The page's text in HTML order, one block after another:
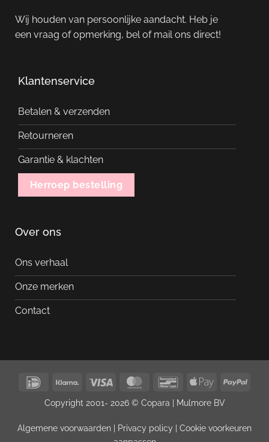
Wij houden van persoonlijke aandacht. Heb je
een vraag of opmerking, bel of mail ons direct!
Klantenservice
Betalen & verzenden
Retourneren
Garantie & klachten
Herroep bestelling
Over ons
Ons verhaal
Onze merken
Contact
IDeal Klarna Visa MasterCardBancontactApple
Copyright 2001- 2026 © Copara | Mulmore BV
Algemene voorwaarden | Privacy policy | Cookie voorkeuren